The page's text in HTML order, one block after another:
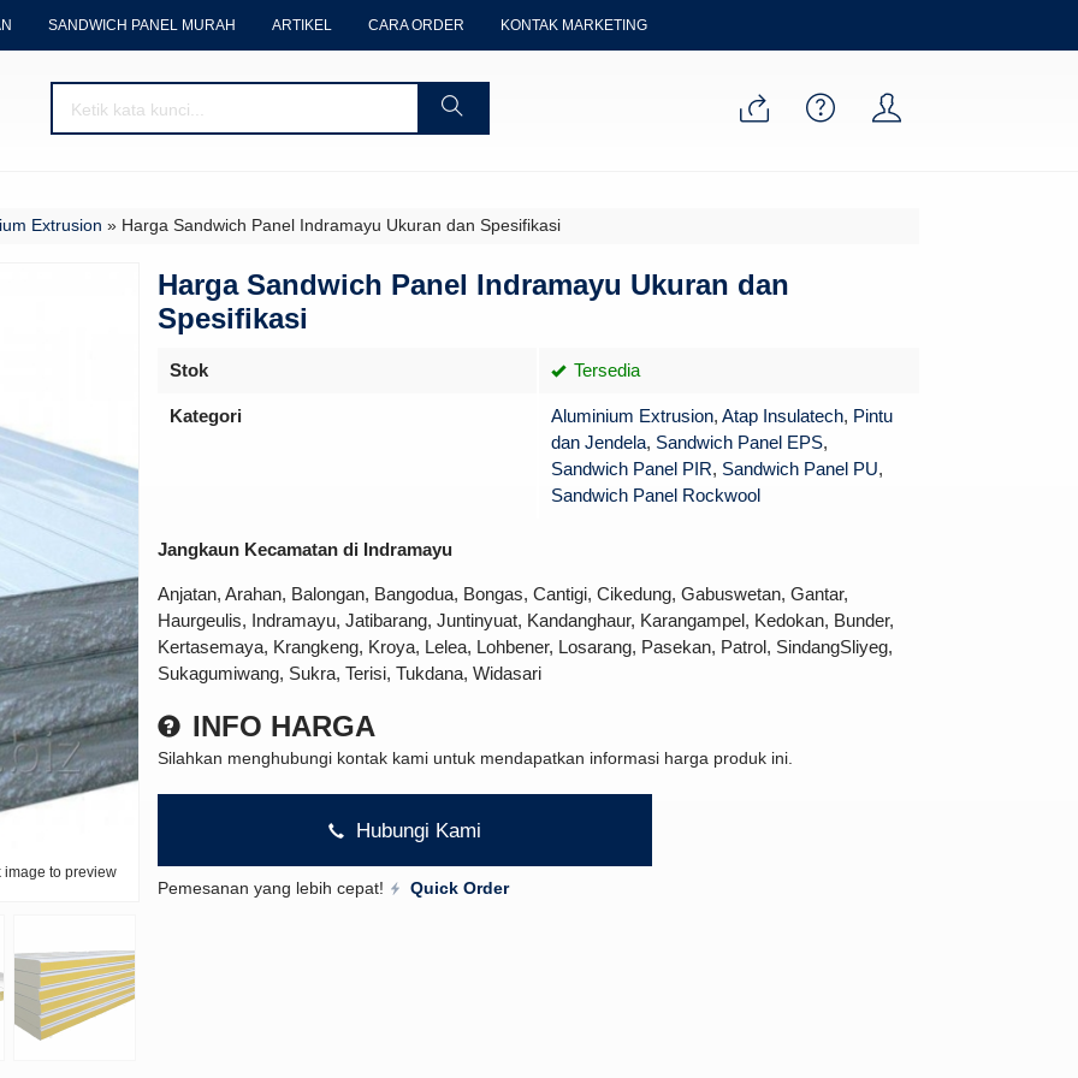
SANDWICH PANEL MURAH ARTIKEL CARA ORDER KONTAK MARKETING
Extrusion » Harga Sandwich Panel Indramayu Ukuran dan Spesifikasi
to preview
Harga Sandwich Panel Indramayu Ukuran dan
Spesifikasi
Stok Tersedia
Kategori Aluminium Extrusion, Atap Insulatech, Pintu
dan Jendela, Sandwich Panel EPS,
Sandwich Panel PIR, Sandwich Panel PU,
Sandwich Panel Rockwool
Jangkaun Kecamatan di Indramayu
Anjatan, Arahan, Balongan, Bangodua, Bongas, Cantigi, Cikedung, Gabuswetan, Gantar,
Haurgeulis, Indramayu, Jatibarang, Juntinyuat, Kandanghaur, Karangampel, Kedokan, Bunder,
Kertasemaya, Krangkeng, Kroya, Lelea, Lohbener, Losarang, Pasekan, Patrol, SindangSliyeg,
Sukagumiwang, Sukra, Terisi, Tukdana, Widasari
INFO HARGA
Silahkan menghubungi kontak kami untuk mendapatkan informasi harga produk ini.
Hubungi Kami
Pemesanan yang lebih cepat! Quick Order